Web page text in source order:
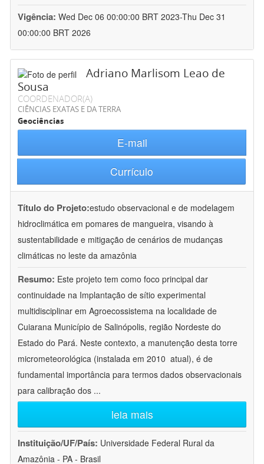
Vigência: Wed Dec 06 00:00:00 BRT 2023-Thu Dec 31
00:00:00 BRT 2026
Adriano Marlisom Leao de
Sousa
COORDENADOR(A)
CIÊNCIAS EXATAS E DA TERRA
Geociências
E-mail
Currículo
Título do Projeto:estudo observacional e de modelagem
hidroclimática em pomares de mangueira, visando à
sustentabilidade e mitigação de cenários de mudanças
climáticas no leste da amazônia
Resumo: Este projeto tem como foco principal dar
continuidade na Implantação de sítio experimental
multidisciplinar em Agroecossistema na localidade de
Cuiarana Município de Salinópolis, região Nordeste do
Estado do Pará. Neste contexto, a manutenção desta torre
micrometeorológica (instalada em 2010  atual), é de
fundamental importância para termos dados observacionais
para calibração dos ...
leia mais
Instituição/UF/País: Universidade Federal Rural da
Amazônia - PA - Brasil